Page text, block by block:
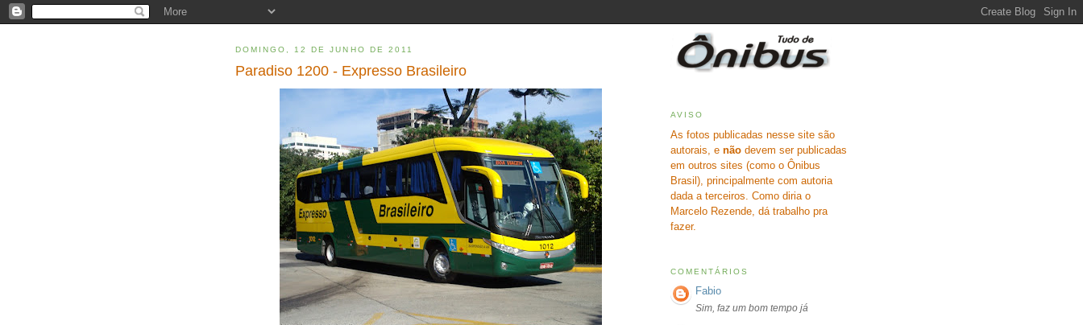
DOMINGO, 12 DE JUNHO DE 2011
Paradiso 1200 - Expresso Brasileiro
AVISO
As fotos publicadas nesse site são
autorais, e não devem ser publicadas
em outros sites (como o Ônibus
Brasil), principalmente com autoria
dada a terceiros. Como diria o
Marcelo Rezende, dá trabalho pra
fazer.
COMENTÁRIOS
Fabio
Sim, faz um bom tempo já